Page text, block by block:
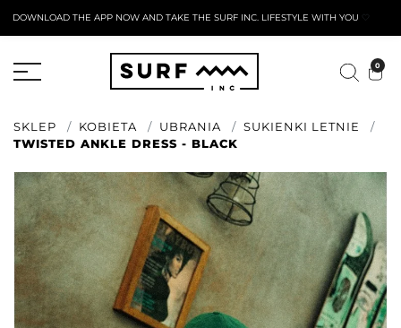
DOWNLOAD THE APP NOW AND TAKE THE SURF INC. LIFESTYLE WITH YOU 🤍
0
SKLEP KOBIETA UBRANIA
SUKIENKI LETNIE
TWISTED ANKLE DRESS - BLACK
AKTYWNY FORMULARZ ZWROTU